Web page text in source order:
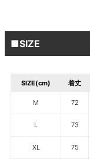
■SIZE
SIZE(cm) 着丈
M 72
L 73
XL 75